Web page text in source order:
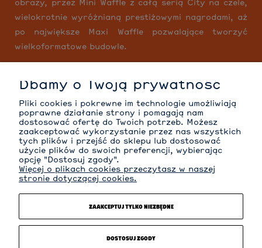
obrazy, przez Mini Waffle z całą serią City na czele,
wielokrotnie wyróżnianą prestiżowymi nagrodami, aż
po największe Maxi Waffle pozwalające tworzyć
wielkoformatowe budowle.
MOJE KONTO
INFORMACJE
Dbamy o Twoją prywatność
Pliki cookies i pokrewne im technologie umożliwiają
poprawne działanie strony i pomagają nam
dostosować ofertę do Twoich potrzeb. Możesz
zaakceptować wykorzystanie przez nas wszystkich
tych plików i przejść do sklepu lub dostosować
użycie plików do swoich preferencji, wybierając
opcję "Dostosuj zgody".
Więcej o plikach cookies przeczytasz w naszej
stronie dotyczącej cookies.
ZAAKCEPTUJ TYLKO NIEZBĘDNE
DOSTOSUJ ZGODY